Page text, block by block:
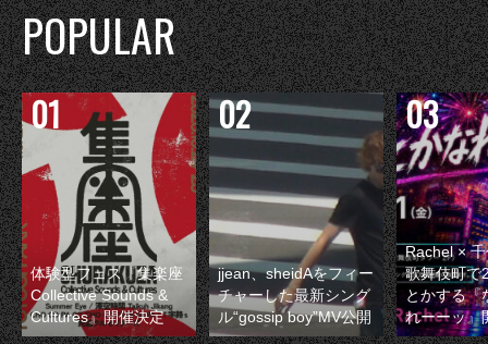
POPULAR
体験型フェス『集楽座
Collective Sounds &
Cultures』開催決定
jjean、sheidAをフィー
チャーした最新シング
ル“gossip boy”MV公開
Rachel ×
歌舞伎町で
とかする『
れーーッ』